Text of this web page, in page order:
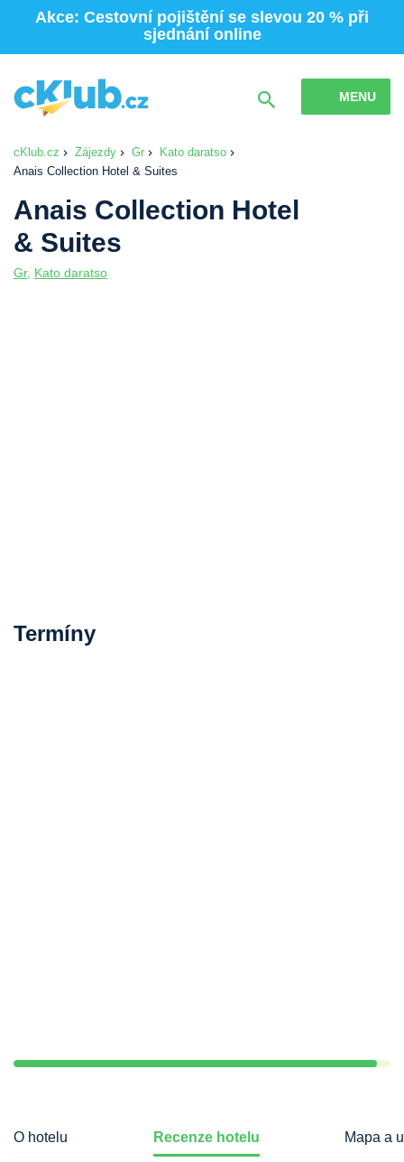
Akce: Cestovní pojištění se slevou 20 % při
sjednání online
MENU
cKlub.cz Zájezdy Gr
Kato daratso
Anais Collection Hotel & Suites
Anais Collection Hotel
& Suites
Gr, Kato daratso
Termíny
O hotelu Recenze hotelu Mapa a